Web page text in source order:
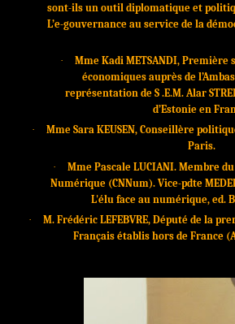
sont-ils un outil diplomatique et
L’e-gouvernance au service de la
· Mme Kadi METSANDI,
économiques auprès de
représentation de S .E.M.Alar
d’Estonie en
·
Mme Sara KEUSEN, Conseillère
Paris.
·
Mme Pascale LUCIANI. Membre
Numérique (CNNum). Vice-pdte
L'élu face au numérique, ed.
·
M. Frédéric LEFEBVRE, Député de la
Français établis hors de France